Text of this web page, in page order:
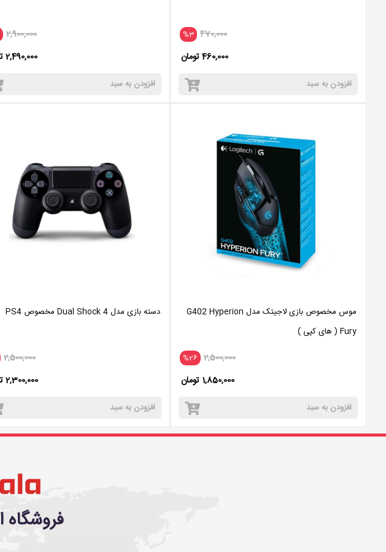
%3 470,000
460,000 تومان
افزودن به سبد
2,900,000
2,490,000 تومان
افزودن به سبد
موس مخصوص بازی لاجیتک مدل G402 Hyperion
Fury ( های کپی )
%26 2,500,000
1,850,000 تومان
افزودن به سبد
دسته بازی مدل Dual Shock 4 مخصوص PS4
2,500,000
2,300,000 تومان
افزودن به سبد
فروشگاه